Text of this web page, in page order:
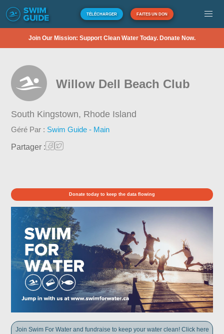
TÉLÉCHARGER FAITES UN DON
Join Our Mission: Support Clean Water Today. Donate Now.
Willow Dell Beach Club
South Kingstown, Rhode Island
Géré Par : Swim Guide - Main
Partager :
Donate today to keep the data flowing
Join Swim For Water and fundraise to keep your water clean! Click here